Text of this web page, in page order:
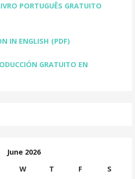
PORTUGUÊS GRATUITO
IN ENGLISH (PDF)
GRATUITO EN
June 2026
W T F
S